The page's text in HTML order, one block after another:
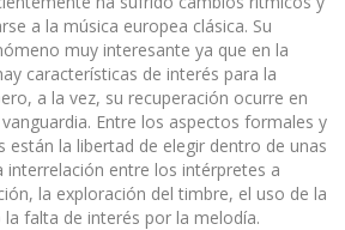
a la música europea clásica. Su
muy interesante ya que en la
características de interés para la
a la vez, su recuperación ocurre en
Entre los aspectos formales y
están la libertad de elegir dentro de unas
interrelación entre los intérpretes a
la exploración del timbre, el uso de la
falta de interés por la melodía.